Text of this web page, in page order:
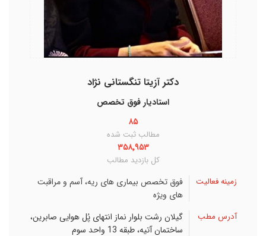
دکتر آزیتا تنگستانی نژاد
استاديار فوق تخصص
۸۵
مطالب ثبت شده
۳۵۸٬۹۵۳
کل بازدید مطالب
زمینه فعالیت
فوق تخصص بیماری های ریه، آسم و مراقبت
های ویژه
آدرس مطب گیلان رشت بلوار نماز انتهای پُل هوایی صابرین،
ساختمان آتیه، طبقه 13 واحد سوم